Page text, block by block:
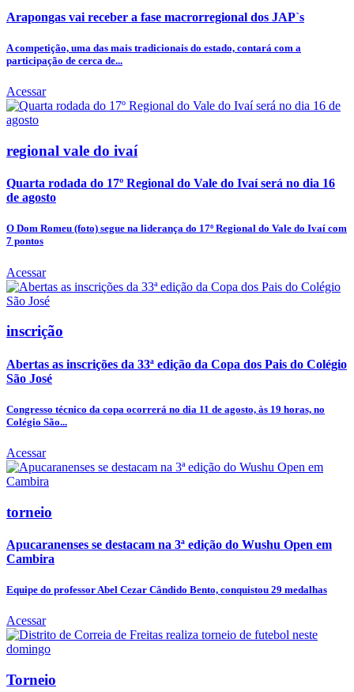
Arapongas vai receber a fase macrorregional dos JAP`s
A competição, uma das mais tradicionais do estado, contará com a
participação de cerca de...
Acessar
regional vale do ivaí
Quarta rodada do 17º Regional do Vale do Ivaí será no dia 16
de agosto
O Dom Romeu (foto) segue na liderança do 17º Regional do Vale do Ivaí com
7 pontos
Acessar
inscrição
Abertas as inscrições da 33ª edição da Copa dos Pais do Colégio
São José
Congresso técnico da copa ocorrerá no dia 11 de agosto, às 19 horas, no
Colégio São...
Acessar
torneio
Apucaranenses se destacam na 3ª edição do Wushu Open em
Cambira
Equipe do professor Abel Cezar Cândido Bento, conquistou 29 medalhas
Acessar
Torneio